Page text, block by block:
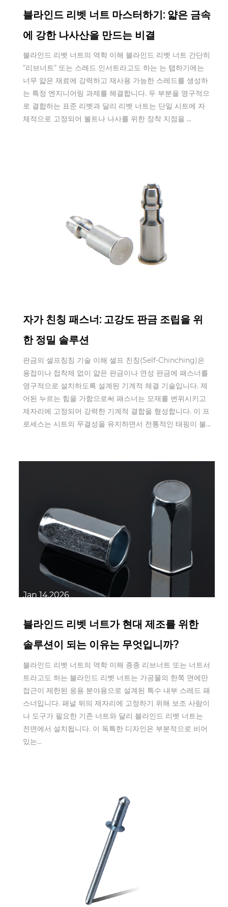
블라인드 리벳 너트 마스터하기: 얇은 금속
에 강한 나사산을 만드는 비결
블라인드 리벳 너트의 역학 이해 블라인드 리벳 너트 간단히
"리브너트" 또는 스레드 인서트라고도 하는 는 탭하기에는
너무 얇은 재료에 강력하고 재사용 가능한 스레드를 생성하
는 특정 엔지니어링 과제를 해결합니다. 두 부분을 영구적으
로 결합하는 표준 리벳과 달리 리벳 너트는 단일 시트에 자
체적으로 고정되어 볼트나 나사를 위한 장착 지점을 ...
자가 친칭 패스너: 고강도 판금 조립을 위
한 정밀 솔루션
판금의 셀프칭칭 기술 이해 셀프 친칭(Self-Chinching)은
용접이나 접착제 없이 얇은 판금이나 연성 판금에 패스너를
영구적으로 설치하도록 설계된 기계적 체결 기술입니다. 제
어된 누르는 힘을 가함으로써 패스너는 모재를 변위시키고
제자리에 고정되어 강력한 기계적 결합을 형성합니다. 이 프
로세스는 시트의 무결성을 유지하면서 전통적인 태핑이 불...
Jan 14,2026
블라인드 리벳 너트가 현대 제조를 위한
솔루션이 되는 이유는 무엇입니까?
블라인드 리벳 너트의 역학 이해 종종 리브너트 또는 너트서
트라고도 하는 블라인드 리벳 너트는 가공물의 한쪽 면에만
접근이 제한된 응용 분야용으로 설계된 특수 내부 스레드 패
스너입니다. 패널 뒤의 제자리에 고정하기 위해 보조 사람이
나 도구가 필요한 기존 너트와 달리 블라인드 리벳 너트는
전면에서 설치됩니다. 이 독특한 디자인은 부분적으로 비어
있는...